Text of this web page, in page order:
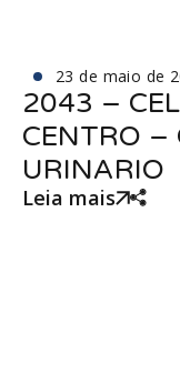
23 de maio de
2043 –
CENTRO –
URINARIO
Leia mais